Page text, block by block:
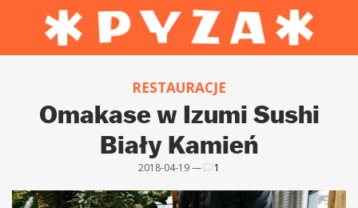
RESTAURACJE
Omakase w Izumi Sushi
Biały Kamień
2018-04-19 — 1